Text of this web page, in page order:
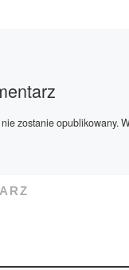
zostanie opublikowany.